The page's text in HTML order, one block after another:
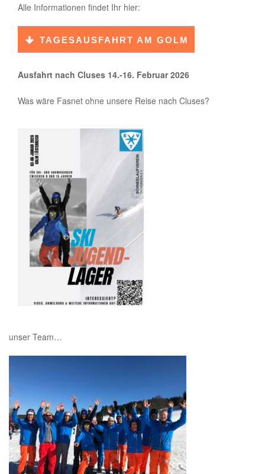
Alle Informationen findet Ihr hier:
TAGESAUSFAHRT AM GOLM
Ausfahrt nach Cluses 14.-16. Februar 2026
Was wäre Fasnet ohne unsere Reise nach Cluses?
unser Team…